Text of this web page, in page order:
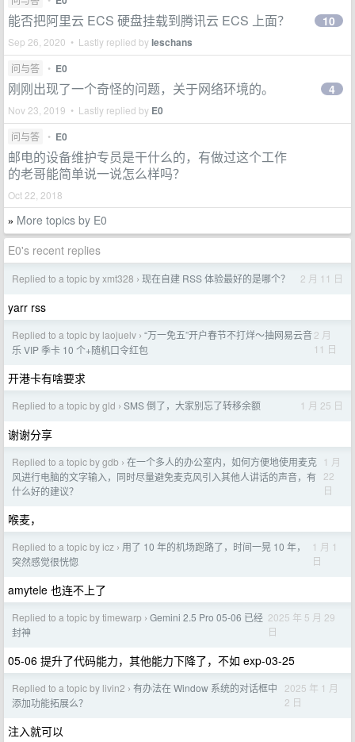
能否把阿里云 ECS 硬盘挂载到腾讯云 ECS 上面？
Sep 26, 2020 • Lastly replied byleschans
10
问与答 • E0
刚刚出现了一个奇怪的问题，关于网络环境的。
Nov 23, 2019 • Lastly replied by E0
4
问与答 • E0
邮电的设备维护专员是干什么的，有做过这个工作
的老哥能简单说一说怎么样吗？
Oct 22, 2018
» More topics by E0
E0's recent replies
Replied to a topic by xmt328 › 现在自建 RSS 体验最好的是哪个？ 2 月 11 日
yarr rss
Replied to a topic by laojuelv › “万一免五”开户春节不打烊～抽网易云音
乐 VIP 季卡 10 个+随机口令红包
2 月
11 日
开港卡有啥要求
Replied to a topic by gld › SMS 倒了，大家别忘了转移余额 1 月 25 日
谢谢分享
Replied to a topic by gdb › 在一个多人的办公室内，如何方便地使用麦克
风进行电脑的文字输入，同时尽量避免麦克风引入其他人讲话的声音，有
什么好的建议？
1 月
22
日
喉麦，
Replied to a topic by icz › 用了 10 年的机场跑路了，时间一晃 10 年，
突然感觉很恍惚
1 月 1
日
amytele 也连不上了
Replied to a topic by timewarp › Gemini 2.5 Pro 05-06 已经
封神
2025 年 5 月 29
日
05-06 提升了代码能力，其他能力下降了，不如 exp-03-25
Replied to a topic by livin2 › 有办法在 Window 系统的对话框中
添加功能拓展么？
2025 年 1 月
2 日
注入就可以